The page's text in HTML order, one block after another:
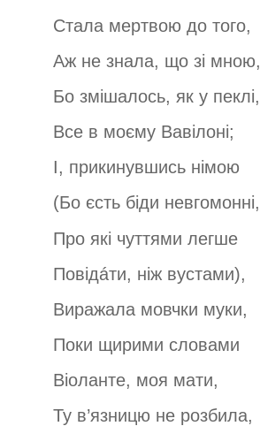
Стала мертвою до того,
Аж не знала, що зі мною,
Бо змішалось, як у пеклі,
Все в моєму Вавілоні;
І, прикинувшись німою
(Бо єсть біди невгомонні,
Про які чуттями легше
Повідáти, ніж вустами),
Виражала мовчки муки,
Поки щирими словами
Віоланте, моя мати,
Ту в’язницю не розбила,